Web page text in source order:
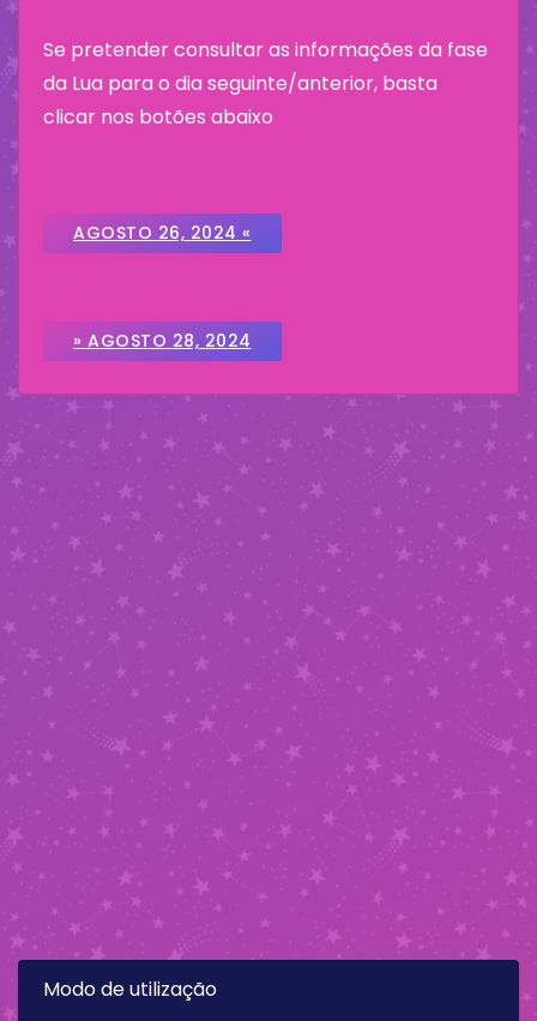
Se pretender consultar as informações da fase
da Lua para o dia seguinte/anterior, basta
clicar nos botões abaixo
AGOSTO 26, 2024 «
» AGOSTO 28, 2024
Modo de utilização